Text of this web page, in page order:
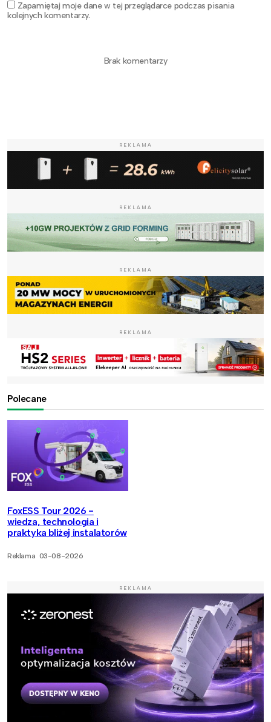
Zapamiętaj moje dane w tej przeglądarce podczas pisania
kolejnych komentarzy.
Brak komentarzy
REKLAMA
REKLAMA
REKLAMA
REKLAMA
Polecane
FoxESS Tour 2026 -
wiedza, technologia i
praktyka bliżej instalatorów
Reklama 03-08-2026
REKLAMA